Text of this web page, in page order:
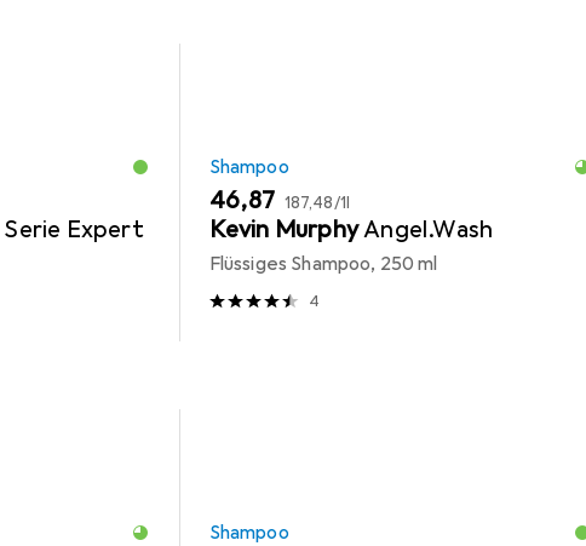
Serie Expert
Shampoo
EUR
46,87 EUR
187,48/1l
Kevin MurphyAngel.Wash
Flüssiges Shampoo, 250 ml
4
Shampoo